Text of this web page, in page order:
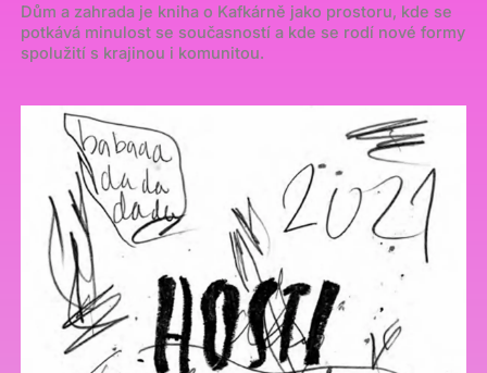
Dům a zahrada je kniha o Kafkárně jako prostoru, kde se
potkává minulost se současností a kde se rodí nové formy
spolužití s krajinou i komunitou.